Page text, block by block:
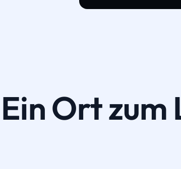
Ort zum